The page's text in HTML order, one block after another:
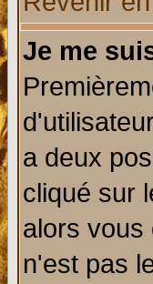
Je me
a deux
cliqué sur
alors vous
n'est pas